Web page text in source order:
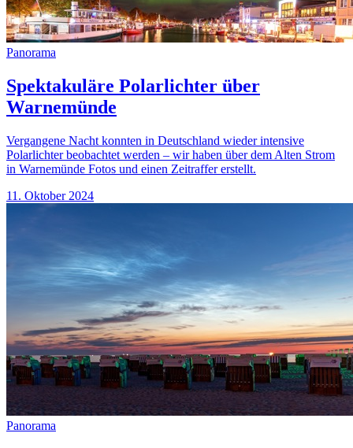
Panorama
Spektakuläre Polarlichter über
Warnemünde
Vergangene Nacht konnten in Deutschland wieder intensive
Polarlichter beobachtet werden – wir haben über dem Alten Strom
in Warnemünde Fotos und einen Zeitraffer erstellt.
11. Oktober 2024
Panorama